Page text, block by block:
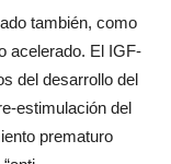
también, como
acelerado. El IGF-
del desarrollo del
estimulación del
prematuro